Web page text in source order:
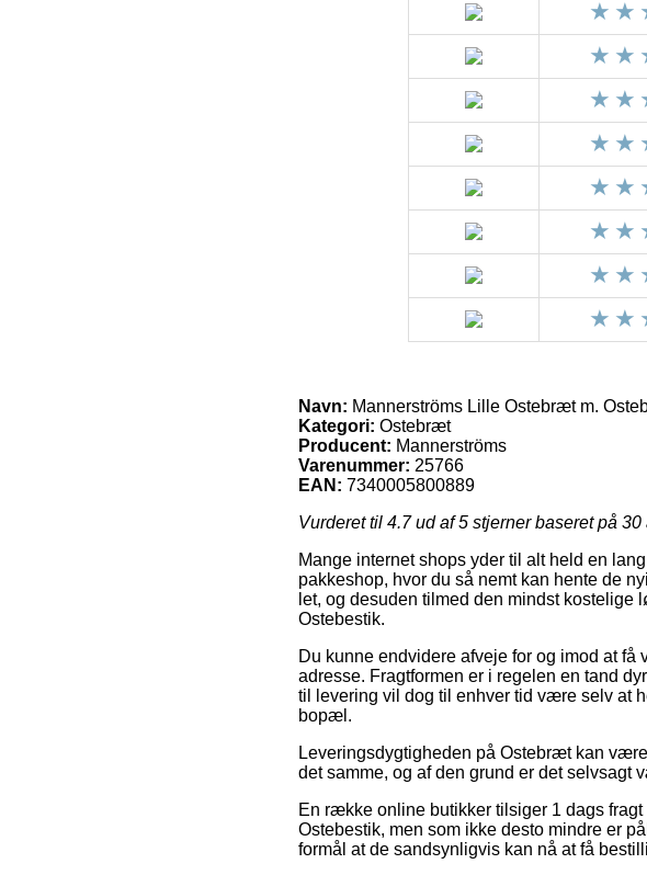
Navn: Mannerströms Lille Ostebræt m.
Kategori: Ostebræt
Producent: Mannerströms
Varenummer: 25766
EAN: 7340005800889
Vurderet til 4.7ud af 5 stjerner baseret på 30
Mange internet shops yder til alt held en
pakkeshop, hvor du så nemt kan hente de
let, og desuden tilmed den mindst
Ostebestik.
Du kunne endvidere afveje for og imod at
adresse. Fragtformen er i regelen en tand
til levering vil dog til enhver tid være selv at
bopæl.
Leveringsdygtigheden på Ostebræt kan
det samme, og af den grund er det selvsagt
En række online butikker tilsiger 1 dags
Ostebestik, men som ikke desto mindre er
formål at de sandsynligvis kan nå at få